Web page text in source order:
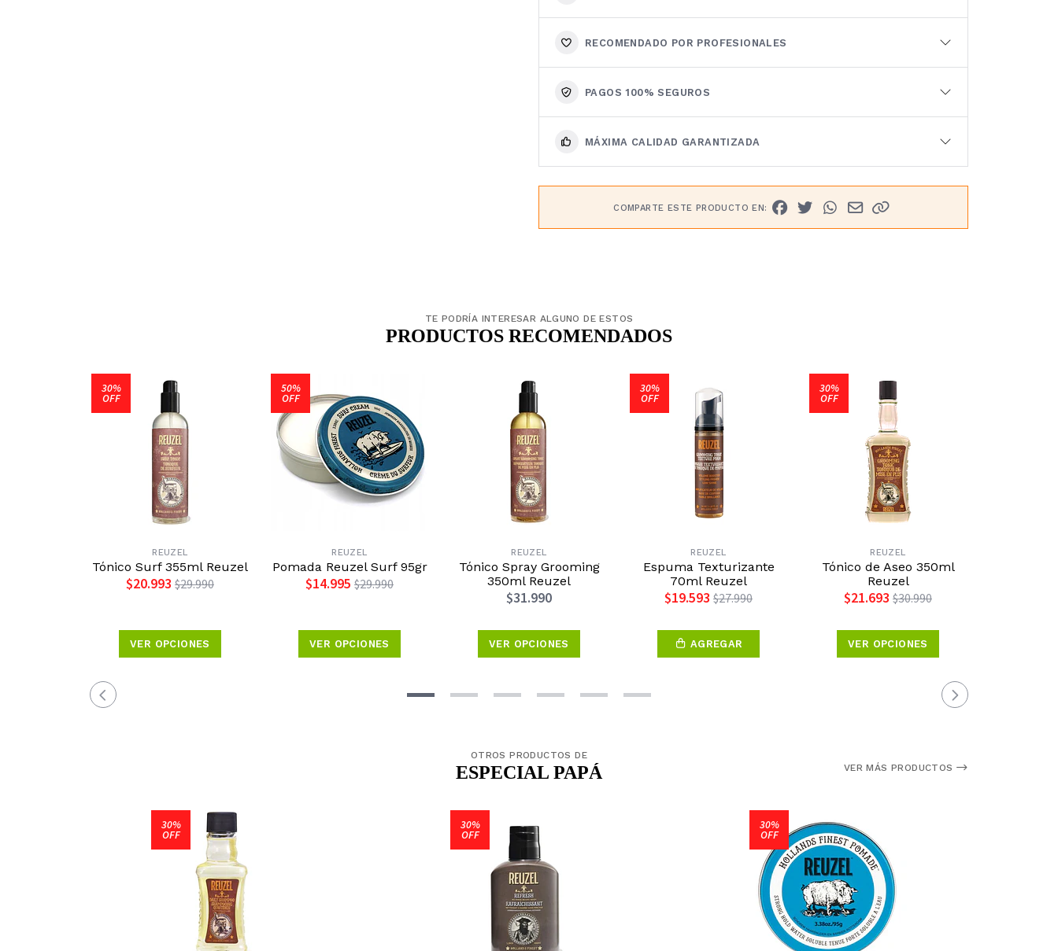
RECOMENDADO POR PROFESIONALES
PAGOS 100% SEGUROS
MÁXIMA CALIDAD GARANTIZADA
COMPARTE ESTE PRODUCTO EN:
TE PODRÍA INTERESAR ALGUNO DE ESTOS
PRODUCTOS RECOMENDADOS
30%
OFF
REUZEL
Tónico Surf 355ml Reuzel
$20.993 $29.990
VER OPCIONES
50%
OFF
REUZEL
Pomada Reuzel Surf 95gr
$14.995 $29.990
VER OPCIONES
REUZEL
Tónico Spray Grooming
350ml Reuzel
$31.990
VER OPCIONES
30%
OFF
REUZEL
Espuma Texturizante
70ml Reuzel
$19.593 $27.990
AGREGAR
30%
OFF
REUZEL
Tónico de Aseo 350ml
Reuzel
$21.693 $30.990
VER OPCIONES
OTROS PRODUCTOS DE
ESPECIAL PAPÁ VER MÁS PRODUCTOS
30%
OFF
30%
OFF
30%
OFF